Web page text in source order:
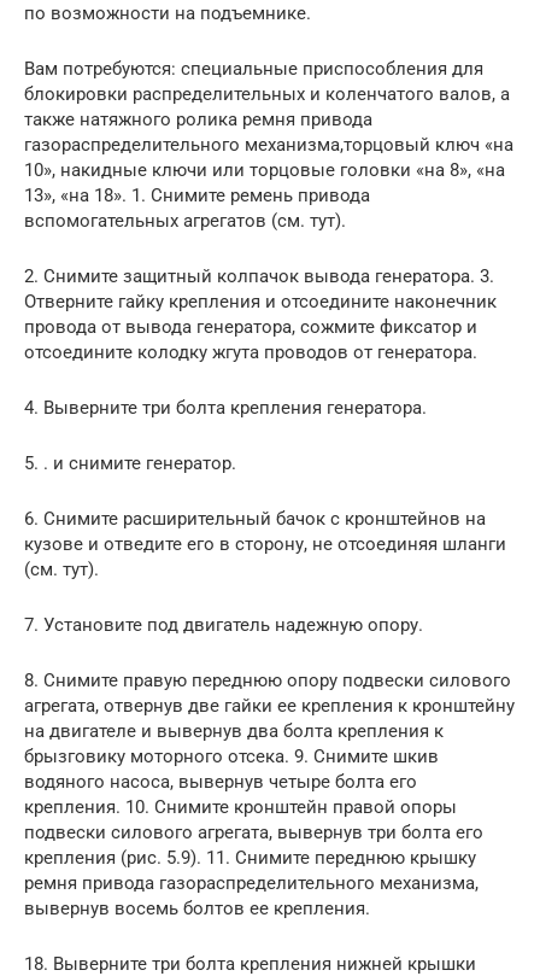
по возможности на подъемнике.
Вам потребуются: специальные приспособления для
блокировки распределительных и коленчатого валов, а
также натяжного ролика ремня привода
газораспределительного механизма,торцовый ключ «на
10», накидные ключи или торцовые головки «на 8», «на
13», «на 18». 1. Снимите ремень привода
вспомогательных агрегатов (см. тут).
2. Снимите защитный колпачок вывода генератора. 3.
Отверните гайку крепления и отсоедините наконечник
провода от вывода генератора, сожмите фиксатор и
отсоедините колодку жгута проводов от генератора.
4. Выверните три болта крепления генератора.
5. . и снимите генератор.
6. Снимите расширительный бачок с кронштейнов на
кузове и отведите его в сторону, не отсоединяя шланги
(см. тут).
7. Установите под двигатель надежную опору.
8. Снимите правую переднюю опору подвески силового
агрегата, отвернув две гайки ее крепления к кронштейну
на двигателе и вывернув два болта крепления к
брызговику моторного отсека. 9. Снимите шкив
водяного насоса, вывернув четыре болта его
крепления. 10. Снимите кронштейн правой опоры
подвески силового агрегата, вывернув три болта его
крепления (рис. 5.9). 11. Снимите переднюю крышку
ремня привода газораспределительного механизма,
вывернув восемь болтов ее крепления.
18. Выверните три болта крепления нижней крышки